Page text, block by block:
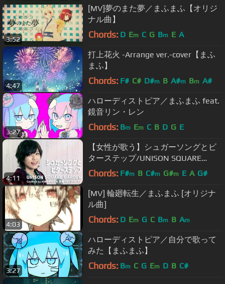
3:52
[MV]夢のまた夢／まふまふ【オリジ
ナル曲】
Chords: D Em C G Bm E A
4:47
打上花火 -Arrange ver.-cover【まふ
まふ】
Chords: F# C# D#m B A#m Bm A#
3:27
ハローディストピア／まふまふ feat.
鏡音リン・レン
Chords: Bm Em C B D G E
4:11
【女性が歌う】シュガーソングとビ
ターステップ/UNISON SQUARE
GARDEN(Covered by コバソロ & 未来
Chords: F#m B C#m G#m E A G#
4:03
[MV] 輪廻転生／まふまふ [オリジナ
ル曲]
Chords: D Em G C Bm B Am
3:27
ハローディストピア／自分で歌って
みた【まふまふ】
Chords: Bm C G Em D B C#